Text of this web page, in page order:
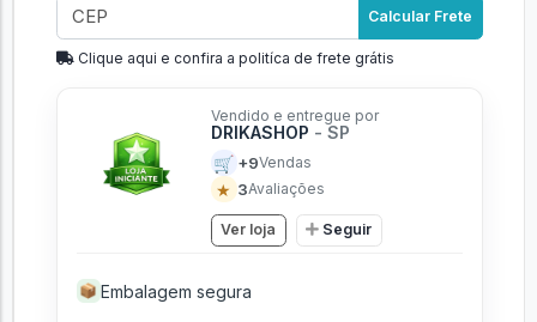
Calcular Frete
Clique aqui e confira a politíca de frete grátis
Vendido e entregue por
DRIKASHOP - SP
🛒 +9Vendas
★ 3Avaliações
Ver loja Seguir
📦 Embalagem segura